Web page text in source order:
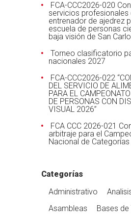
FCA-CCC2026-020
servicios profesionales
entrenador de ajedrez
escuela de personas
baja visión de San
Torneo clasificatorio
nacionales 2027
FCA-CCC2026-022
DEL SERVICIO DE
PARA EL
DE PERSONAS CON
VISUAL 2026”
FCA CCC 2026-021
arbitraje para el
Nacional de
Categorías
Administrativo
Asambleas
Bases